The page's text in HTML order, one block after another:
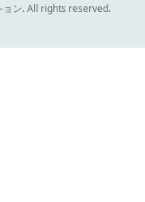
ン. All rights reserved.